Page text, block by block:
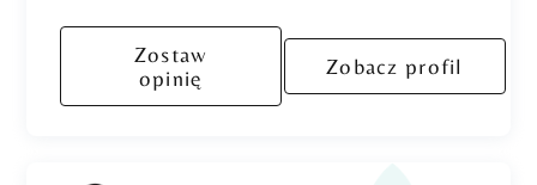
Zostaw
opinię
Zobacz profil